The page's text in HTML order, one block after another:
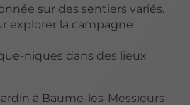
sur des sentiers variés.
explorer la campagne
niques dans des lieux
à Baume-les-Messieurs